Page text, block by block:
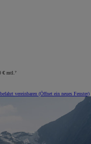
€ mtl.⁷
vereinbaren (Öffnet ein neues Fenster)